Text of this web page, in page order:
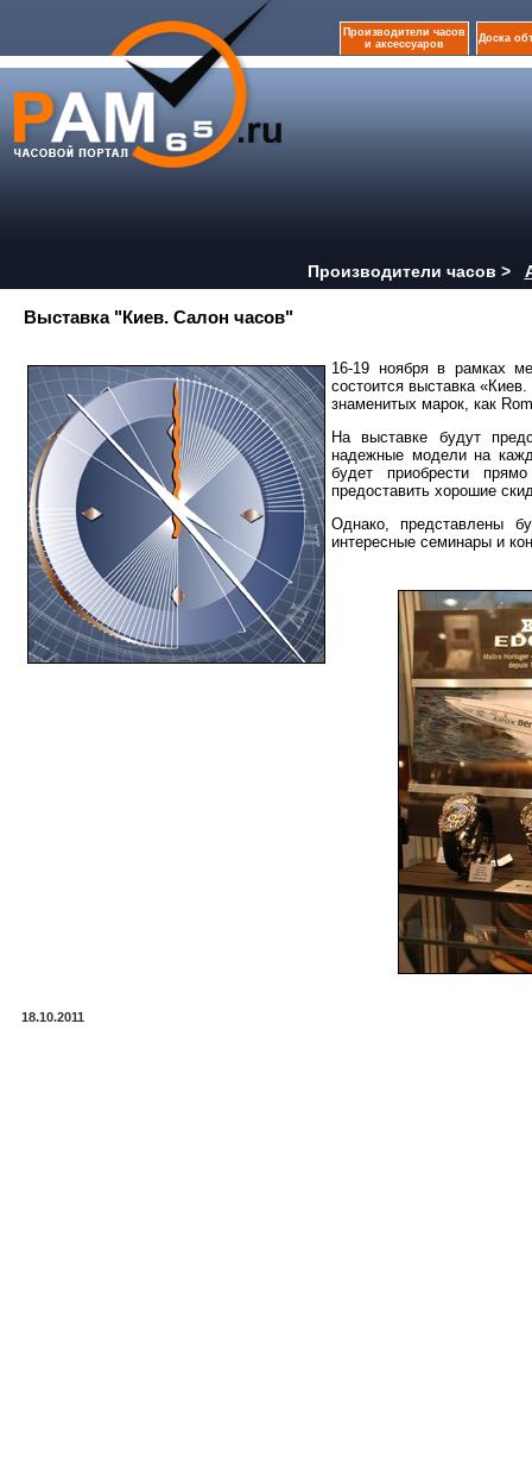
Производители часов
и аксессуаров
Доска
Производители часов >
Выставка "Киев. Салон часов"
16-19 ноября в рамках
состоится выставка
знаменитых марок, как
На выставке будут
надежные модели на
будет приобрести
предоставить хорошие
Однако, представлены
интересные семинары и
18.10.2011